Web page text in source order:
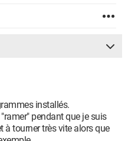
"Sun Feb 02
"1391015056");
false);
installés.
pendant que je suis
à tourner très vite alors que